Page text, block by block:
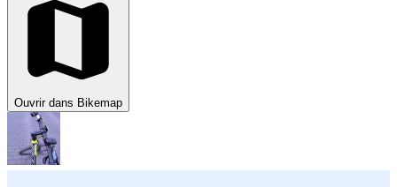
Ouvrir dans Bikemap